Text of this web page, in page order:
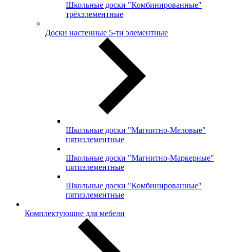
Школьные доски "Комбинированные"
трёхэлементные
Доски настенные 5-ти элементные
Школьные доски "Магнитно-Меловые"
пятиэлементные
Школьные доски "Магнитно-Маркерные"
пятиэлементные
Школьные доски "Комбинированные"
пятиэлементные
Комплектующие для мебели